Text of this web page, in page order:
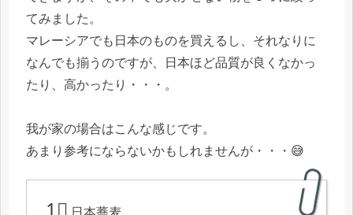
てみました。
マレーシアでも日本のものを買えるし、それなりに
なんでも揃うのですが、日本ほど品質が良くなかっ
たり、高かったり・・・。
我が家の場合はこんな感じです。
あまり参考にならないかもしれませんが・・・😅
1⃣ 日本蕎麦